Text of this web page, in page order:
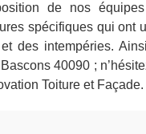
de nos
spécifiques qui ont
des intempéries.
40090 ;
Toiture et Façade.